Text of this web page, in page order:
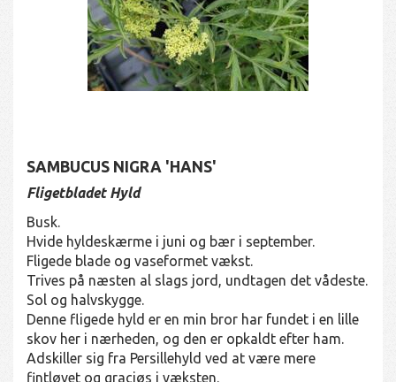
SAMBUCUS NIGRA 'HANS'
Fligetbladet Hyld
Busk.
Hvide hyldeskærme i juni og bær i september.
Fligede blade og vaseformet vækst.
Trives på næsten al slags jord, undtagen det vådeste.
Sol og halvskygge.
Denne fligede hyld er en min bror har fundet i en lille
skov her i nærheden, og den er opkaldt efter ham.
Adskiller sig fra Persillehyld ved at være mere
fintløvet og graciøs i væksten.